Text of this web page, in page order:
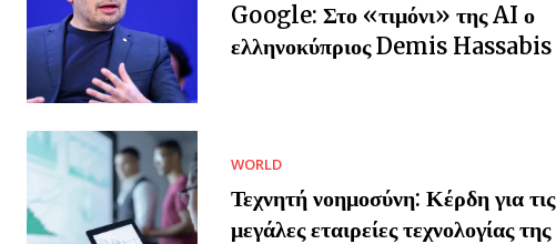
Google: Στο «τιμόνι» της AI ο
ελληνοκύπριος Demis Hassabis
WORLD
Τεχνητή νοημοσύνη: Κέρδη για τις
μεγάλες εταιρείες τεχνολογίας της